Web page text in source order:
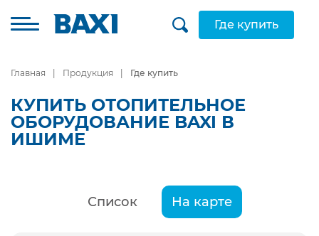
Где купить
Главная Продукция Где купить
КУПИТЬ ОТОПИТЕЛЬНОЕ
ОБОРУДОВАНИЕ BAXI В
ИШИМЕ
Список На карте